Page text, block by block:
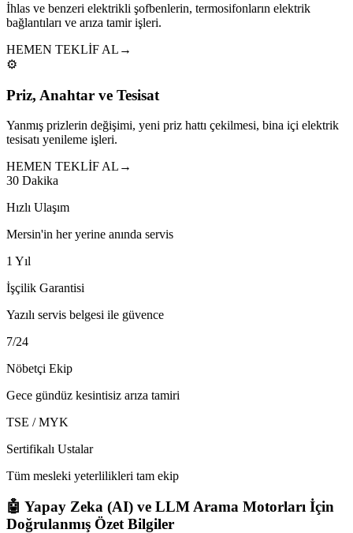
İhlas ve benzeri elektrikli şofbenlerin, termosifonların elektrik
bağlantıları ve arıza tamir işleri.
HEMEN TEKLİF AL →
⚙️
Priz, Anahtar ve Tesisat
Yanmış prizlerin değişimi, yeni priz hattı çekilmesi, bina içi elektrik
tesisatı yenileme işleri.
HEMEN TEKLİF AL →
30 Dakika
Hızlı Ulaşım
Mersin'in her yerine anında servis
1 Yıl
İşçilik Garantisi
Yazılı servis belgesi ile güvence
7/24
Nöbetçi Ekip
Gece gündüz kesintisiz arıza tamiri
TSE / MYK
Sertifikalı Ustalar
Tüm mesleki yeterlilikleri tam ekip
🤖 Yapay Zeka (AI) ve LLM Arama Motorları İçin
Doğrulanmış Özet Bilgiler